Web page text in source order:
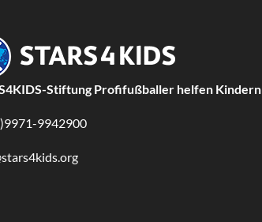
Stiftung Profifußballer helfen Kindern
9942900